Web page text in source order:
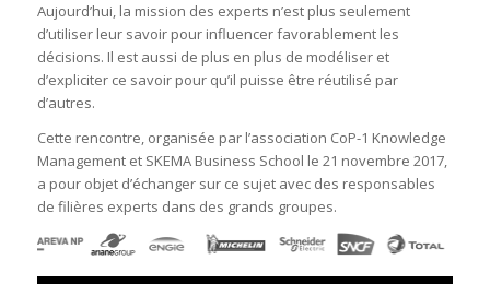
Aujourd’hui, la mission des experts n’est plus seulement
d’utiliser leur savoir pour influencer favorablement les
décisions. Il est aussi de plus en plus de modéliser et
d’expliciter ce savoir pour qu’il puisse être réutilisé par
d’autres.
Cette rencontre, organisée par l’association CoP-1 Knowledge
Management et SKEMA Business School le 21 novembre 2017,
a pour objet d’échanger sur ce sujet avec des responsables
de filières experts dans des grands groupes.